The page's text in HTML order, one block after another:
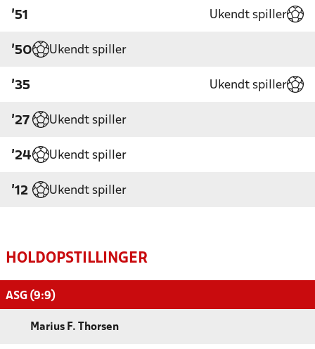
'51 Ukendt spiller
'50 Ukendt spiller
'35 Ukendt spiller
'27 Ukendt spiller
'24 Ukendt spiller
'12 Ukendt spiller
HOLDOPSTILLINGER
ASG (9:9)
Marius F. Thorsen